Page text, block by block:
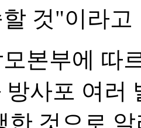
것"이라고
본부에 따
방사포 여러
한 것으로